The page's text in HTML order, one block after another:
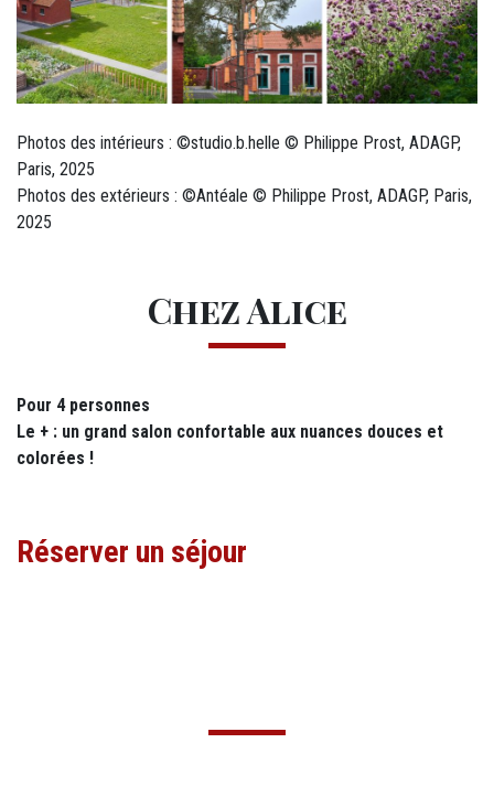
Photos des intérieurs : ©studio.b.helle © Philippe Prost, ADAGP,
Paris, 2025
Photos des extérieurs : ©Antéale © Philippe Prost, ADAGP, Paris,
2025
Chez Alice
M12 - Texte
Pour 4 personnes
Le + : un grand salon confortable aux nuances douces et
colorées !
Réserver un séjour